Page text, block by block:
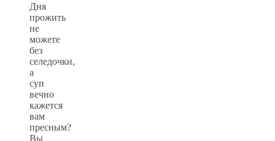
Дня
прожить
не
можете
без
селедочки,
а
суп
вечно
кажется
вам
пресным?
Вы